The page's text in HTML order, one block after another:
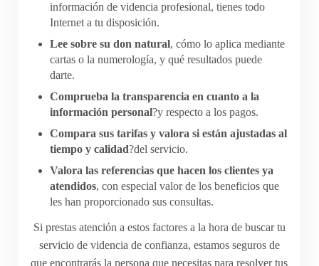
información de videncia profesional, tienes todo
Internet a tu disposición.
Lee sobre su don natural, cómo lo aplica mediante
cartas o la numerología, y qué resultados puede
darte.
Comprueba la transparencia en cuanto a la
información personal?y respecto a los pagos.
Compara sus tarifas y valora si están ajustadas al
tiempo y calidad?del servicio.
Valora las referencias que hacen los clientes ya
atendidos, con especial valor de los beneficios que
les han proporcionado sus consultas.
Si prestas atención a estos factores a la hora de buscar tu
servicio de videncia de confianza, estamos seguros de
que encontrarás la persona que necesitas para resolver tus